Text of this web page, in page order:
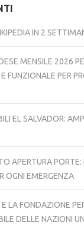
IN 2
MENSILE 2026
FUNZIONALE PER
EL SALVADOR:
APERTURA
OGNI EMERGENZA
LA FONDAZIONE
DELLE NAZIONI